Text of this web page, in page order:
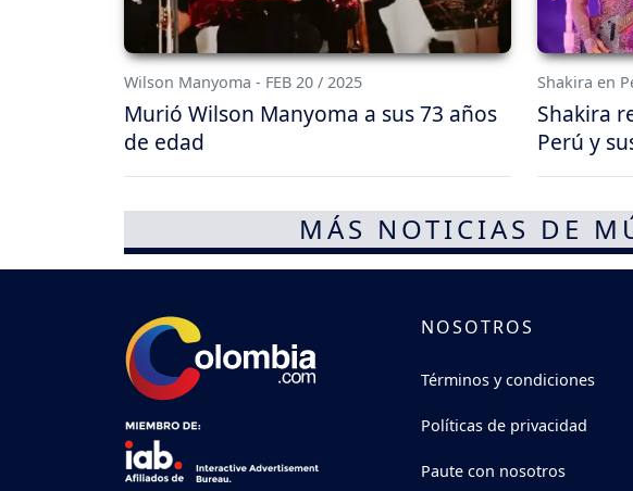
Wilson Manyoma - FEB 20 / 2025
Murió Wilson Manyoma a sus 73 años
de edad
Shakira en
Shakira
Perú y
MÁS NOTICIAS DE
NOSOTROS
Términos y condiciones
Políticas de privacidad
Paute con nosotros